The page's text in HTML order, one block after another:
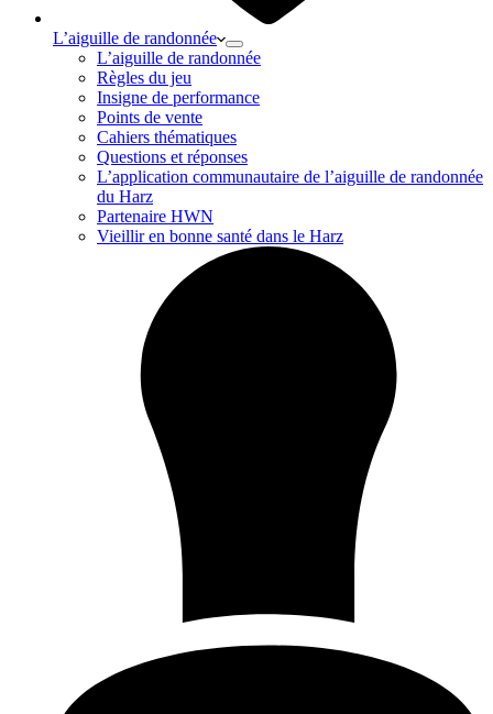
L’aiguille de randonnée
L’aiguille de randonnée
Règles du jeu
Insigne de performance
Points de vente
Cahiers thématiques
Questions et réponses
L’application communautaire de l’aiguille de randonnée
du Harz
Partenaire HWN
Vieillir en bonne santé dans le Harz